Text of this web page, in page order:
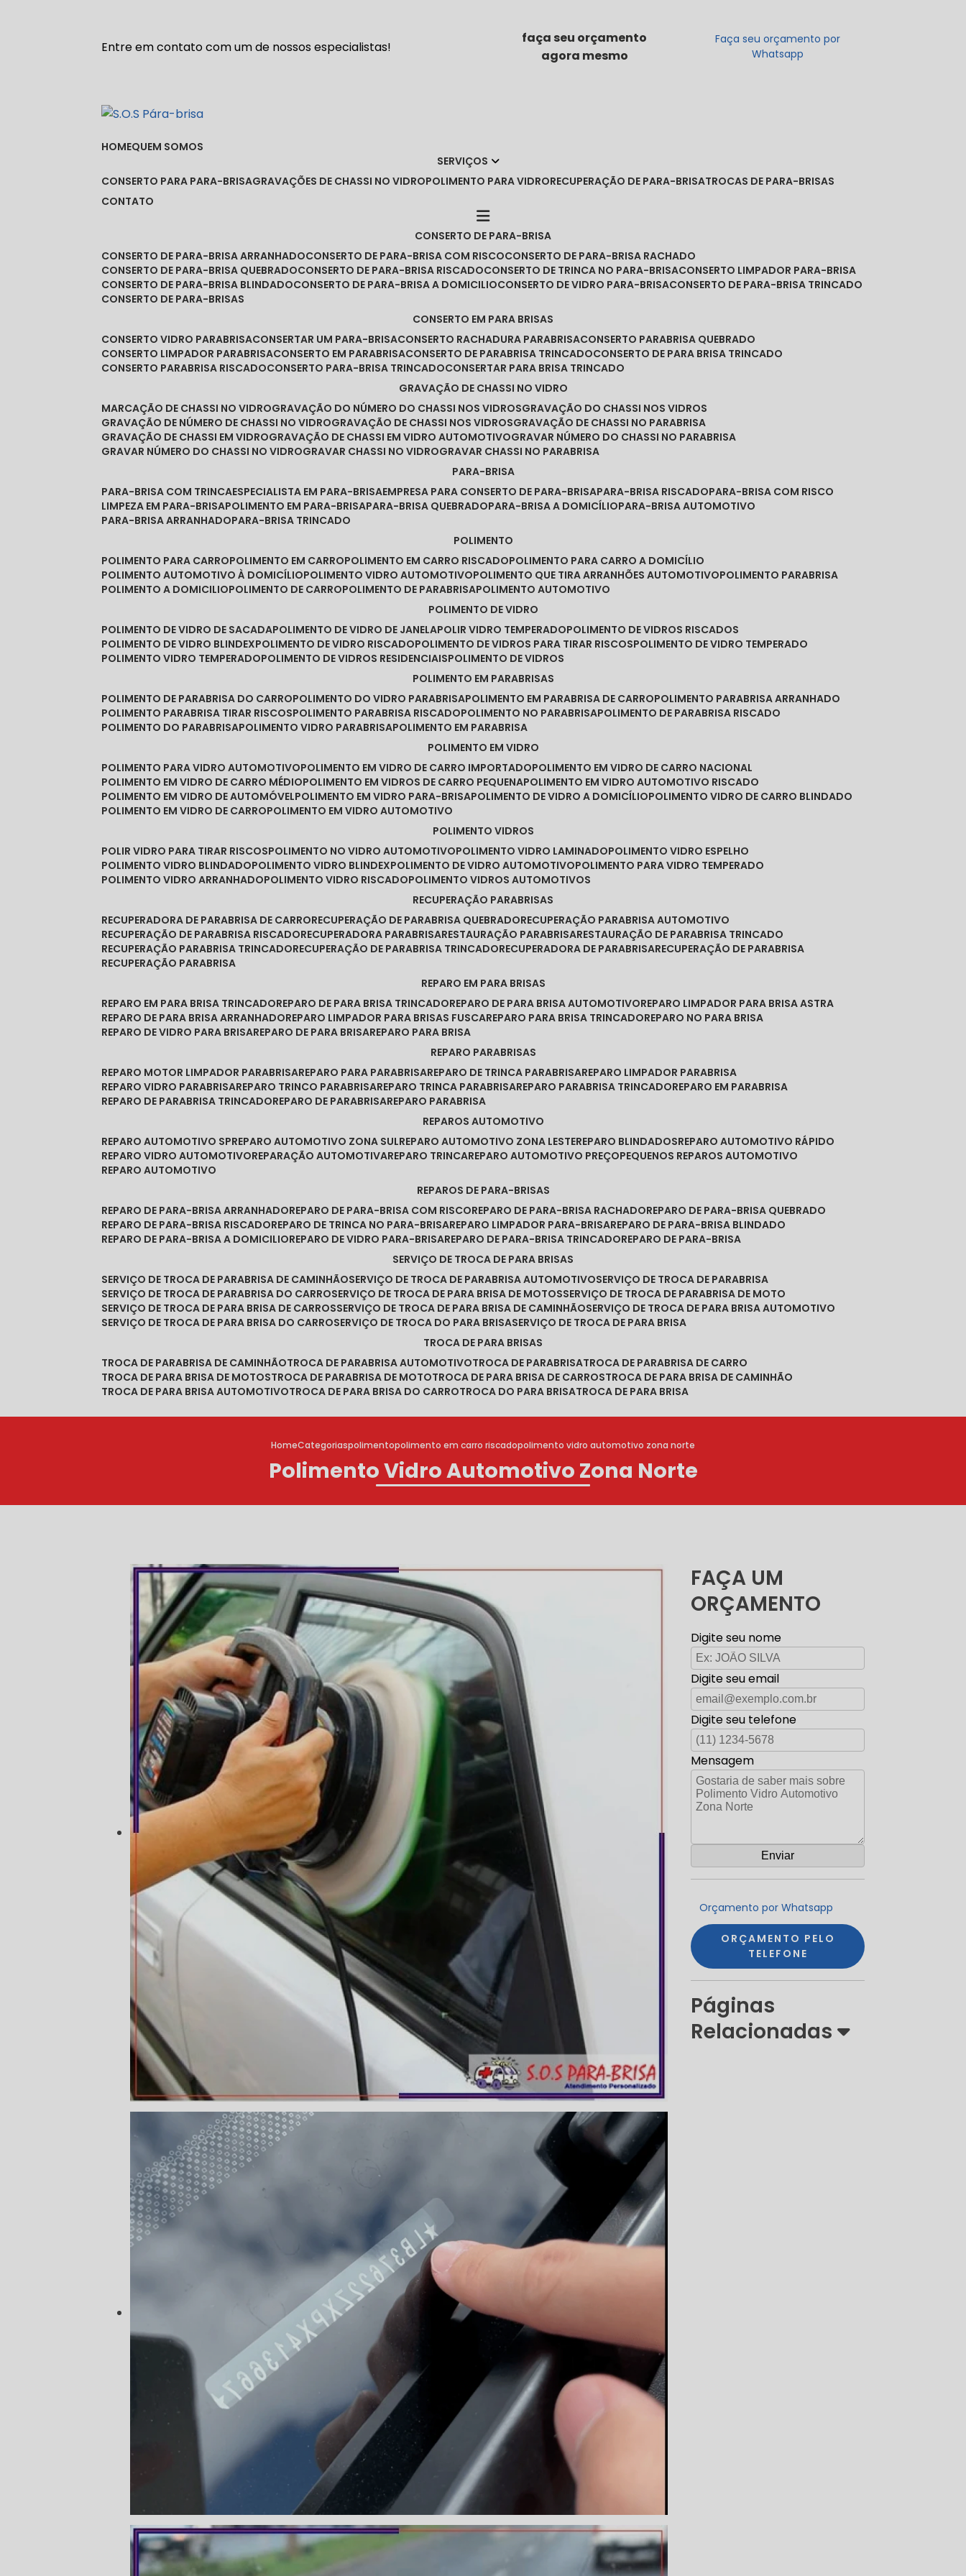
Entre em contato com um de nossos especialistas!
faça seu orçamento
agora mesmo
Faça seu orçamento por
Whatsapp
HOME
QUEM SOMOS
SERVIÇOS
CONSERTO PARA PARA-BRISA
GRAVAÇÕES DE CHASSI NO VIDRO POLIMENTO PARA VIDRO RECUPERAÇÃO DE PARA-BRISA TROCAS DE PARA-BRISAS
CONTATO
CONSERTO DE PARA-BRISA
CONSERTO DE PARA-BRISA ARRANHADO
CONSERTO DE PARA-BRISA COM RISCO
CONSERTO DE PARA-BRISA RACHADO
CONSERTO DE PARA-BRISA QUEBRADO
CONSERTO DE PARA-BRISA RISCADO CONSERTO DE TRINCA NO PARA-BRISA CONSERTO LIMPADOR PARA-BRISA
CONSERTO DE PARA-BRISA BLINDADO
CONSERTO DE PARA-BRISA A DOMICILIO CONSERTO DE VIDRO PARA-BRISA CONSERTO DE PARA-BRISA TRINCADO
CONSERTO DE PARA-BRISAS
CONSERTO EM PARA BRISAS
CONSERTO VIDRO PARABRISA CONSERTAR UM PARA-BRISA CONSERTO RACHADURA PARABRISA CONSERTO PARABRISA QUEBRADO
CONSERTO LIMPADOR PARABRISA CONSERTO EM PARABRISA CONSERTO DE PARABRISA TRINCADO
CONSERTO DE PARA BRISA TRINCADO
CONSERTO PARABRISA RISCADO
CONSERTO PARA-BRISA TRINCADO
CONSERTAR PARA BRISA TRINCADO
GRAVAÇÃO DE CHASSI NO VIDRO
MARCAÇÃO DE CHASSI NO VIDRO
GRAVAÇÃO DO NÚMERO DO CHASSI NOS VIDROS
GRAVAÇÃO DO CHASSI NOS VIDROS
GRAVAÇÃO DE NÚMERO DE CHASSI NO VIDRO
GRAVAÇÃO DE CHASSI NOS VIDROS
GRAVAÇÃO DE CHASSI NO PARABRISA
GRAVAÇÃO DE CHASSI EM VIDRO
GRAVAÇÃO DE CHASSI EM VIDRO AUTOMOTIVO
GRAVAR NÚMERO DO CHASSI NO PARABRISA
GRAVAR NÚMERO DO CHASSI NO VIDRO
GRAVAR CHASSI NO VIDRO
GRAVAR CHASSI NO PARABRISA
PARA-BRISA
PARA-BRISA COM TRINCA ESPECIALISTA EM PARA-BRISA EMPRESA PARA CONSERTO DE PARA-BRISA PARA-BRISA RISCADO PARA-BRISA COM RISCO
LIMPEZA EM PARA-BRISA POLIMENTO EM PARA-BRISA PARA-BRISA QUEBRADO PARA-BRISA A DOMICÍLIO PARA-BRISA AUTOMOTIVO
PARA-BRISA ARRANHADO PARA-BRISA TRINCADO
POLIMENTO
POLIMENTO PARA CARRO POLIMENTO EM CARRO POLIMENTO EM CARRO RISCADO POLIMENTO PARA CARRO A DOMICÍLIO
POLIMENTO AUTOMOTIVO À DOMICÍLIO POLIMENTO VIDRO AUTOMOTIVO POLIMENTO QUE TIRA ARRANHÕES AUTOMOTIVO POLIMENTO PARABRISA
POLIMENTO A DOMICILIO POLIMENTO DE CARRO POLIMENTO DE PARABRISA POLIMENTO AUTOMOTIVO
POLIMENTO DE VIDRO
POLIMENTO DE VIDRO DE SACADA POLIMENTO DE VIDRO DE JANELA POLIR VIDRO TEMPERADO POLIMENTO DE VIDROS RISCADOS
POLIMENTO DE VIDRO BLINDEX POLIMENTO DE VIDRO RISCADO POLIMENTO DE VIDROS PARA TIRAR RISCOS POLIMENTO DE VIDRO TEMPERADO
POLIMENTO VIDRO TEMPERADO POLIMENTO DE VIDROS RESIDENCIAIS POLIMENTO DE VIDROS
POLIMENTO EM PARABRISAS
POLIMENTO DE PARABRISA DO CARRO POLIMENTO DO VIDRO PARABRISA POLIMENTO EM PARABRISA DE CARRO POLIMENTO PARABRISA ARRANHADO
POLIMENTO PARABRISA TIRAR RISCOS POLIMENTO PARABRISA RISCADO POLIMENTO NO PARABRISA POLIMENTO DE PARABRISA RISCADO
POLIMENTO DO PARABRISA POLIMENTO VIDRO PARABRISA POLIMENTO EM PARABRISA
POLIMENTO EM VIDRO
POLIMENTO PARA VIDRO AUTOMOTIVO POLIMENTO EM VIDRO DE CARRO IMPORTADO POLIMENTO EM VIDRO DE CARRO NACIONAL
POLIMENTO EM VIDRO DE CARRO MÉDIO POLIMENTO EM VIDROS DE CARRO PEQUENA POLIMENTO EM VIDRO AUTOMOTIVO RISCADO
POLIMENTO EM VIDRO DE AUTOMÓVEL POLIMENTO EM VIDRO PARA-BRISA POLIMENTO DE VIDRO A DOMICÍLIO POLIMENTO VIDRO DE CARRO BLINDADO
POLIMENTO EM VIDRO DE CARRO POLIMENTO EM VIDRO AUTOMOTIVO
POLIMENTO VIDROS
POLIR VIDRO PARA TIRAR RISCOS POLIMENTO NO VIDRO AUTOMOTIVO POLIMENTO VIDRO LAMINADO POLIMENTO VIDRO ESPELHO
POLIMENTO VIDRO BLINDADO POLIMENTO VIDRO BLINDEX POLIMENTO DE VIDRO AUTOMOTIVO POLIMENTO PARA VIDRO TEMPERADO
POLIMENTO VIDRO ARRANHADO POLIMENTO VIDRO RISCADO POLIMENTO VIDROS AUTOMOTIVOS
RECUPERAÇÃO PARABRISAS
RECUPERADORA DE PARABRISA DE CARRO RECUPERAÇÃO DE PARABRISA QUEBRADO RECUPERAÇÃO PARABRISA AUTOMOTIVO
RECUPERAÇÃO DE PARABRISA RISCADO RECUPERADORA PARABRISA RESTAURAÇÃO PARABRISA RESTAURAÇÃO DE PARABRISA TRINCADO
RECUPERAÇÃO PARABRISA TRINCADO RECUPERAÇÃO DE PARABRISA TRINCADO RECUPERADORA DE PARABRISA RECUPERAÇÃO DE PARABRISA
RECUPERAÇÃO PARABRISA
REPARO EM PARA BRISAS
REPARO EM PARA BRISA TRINCADO REPARO DE PARA BRISA TRINCADO REPARO DE PARA BRISA AUTOMOTIVO REPARO LIMPADOR PARA BRISA ASTRA
REPARO DE PARA BRISA ARRANHADO REPARO LIMPADOR PARA BRISAS FUSCA REPARO PARA BRISA TRINCADO REPARO NO PARA BRISA
REPARO DE VIDRO PARA BRISA REPARO DE PARA BRISA REPARO PARA BRISA
REPARO PARABRISAS
REPARO MOTOR LIMPADOR PARABRISA REPARO PARA PARABRISA REPARO DE TRINCA PARABRISA REPARO LIMPADOR PARABRISA
REPARO VIDRO PARABRISA REPARO TRINCO PARABRISA REPARO TRINCA PARABRISA REPARO PARABRISA TRINCADO REPARO EM PARABRISA
REPARO DE PARABRISA TRINCADO REPARO DE PARABRISA REPARO PARABRISA
REPAROS AUTOMOTIVO
REPARO AUTOMOTIVO SP REPARO AUTOMOTIVO ZONA SUL REPARO AUTOMOTIVO ZONA LESTE REPARO BLINDADOS REPARO AUTOMOTIVO RÁPIDO
REPARO VIDRO AUTOMOTIVO REPARAÇÃO AUTOMOTIVA REPARO TRINCA REPARO AUTOMOTIVO PREÇO PEQUENOS REPAROS AUTOMOTIVO
REPARO AUTOMOTIVO
REPAROS DE PARA-BRISAS
REPARO DE PARA-BRISA ARRANHADO REPARO DE PARA-BRISA COM RISCO REPARO DE PARA-BRISA RACHADO REPARO DE PARA-BRISA QUEBRADO
REPARO DE PARA-BRISA RISCADO REPARO DE TRINCA NO PARA-BRISA REPARO LIMPADOR PARA-BRISA REPARO DE PARA-BRISA BLINDADO
REPARO DE PARA-BRISA A DOMICILIO REPARO DE VIDRO PARA-BRISA REPARO DE PARA-BRISA TRINCADO REPARO DE PARA-BRISA
SERVIÇO DE TROCA DE PARA BRISAS
SERVIÇO DE TROCA DE PARABRISA DE CAMINHÃO SERVIÇO DE TROCA DE PARABRISA AUTOMOTIVO SERVIÇO DE TROCA DE PARABRISA
SERVIÇO DE TROCA DE PARABRISA DO CARRO SERVIÇO DE TROCA DE PARA BRISA DE MOTOS SERVIÇO DE TROCA DE PARABRISA DE MOTO
SERVIÇO DE TROCA DE PARA BRISA DE CARROS SERVIÇO DE TROCA DE PARA BRISA DE CAMINHÃO SERVIÇO DE TROCA DE PARA BRISA AUTOMOTIVO
SERVIÇO DE TROCA DE PARA BRISA DO CARRO SERVIÇO DE TROCA DO PARA BRISA SERVIÇO DE TROCA DE PARA BRISA
TROCA DE PARA BRISAS
TROCA DE PARABRISA DE CAMINHÃO TROCA DE PARABRISA AUTOMOTIVO TROCA DE PARABRISA TROCA DE PARABRISA DE CARRO
TROCA DE PARA BRISA DE MOTOS TROCA DE PARABRISA DE MOTO TROCA DE PARA BRISA DE CARROS TROCA DE PARA BRISA DE CAMINHÃO
TROCA DE PARA BRISA AUTOMOTIVO TROCA DE PARA BRISA DO CARRO TROCA DO PARA BRISA TROCA DE PARA BRISA
HomeCategoriaspolimentopolimento em carro riscadopolimento vidro automotivo zona norte
Polimento Vidro Automotivo Zona Norte
FAÇA UM
ORÇAMENTO
Digite seu nome
Digite seu email
Digite seu telefone
Mensagem
Orçamento por Whatsapp
ORÇAMENTO PELO
TELEFONE
Páginas
Relacionadas